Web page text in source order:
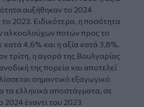
αυξήθηκαν το 2024
το 2023. Ειδικότερα, η ποσότητα
αλκοολούχων ποτών προς το
κατά 4,6% και η αξία κατά 3,8%.
τρίτη, η αγορά της Βουλγαρίας
της πορεία και αποτελεί
σημαντικό εξαγωγικό
τα ελληνικά αποστάγματα, σε
2024 έναντι του 2023